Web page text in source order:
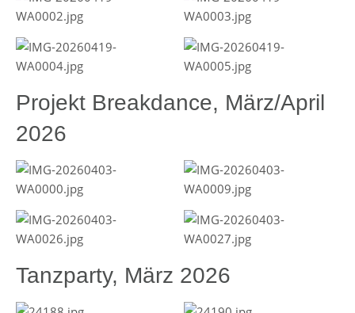
Projekt Breakdance, März/April
2026
Tanzparty, März 2026